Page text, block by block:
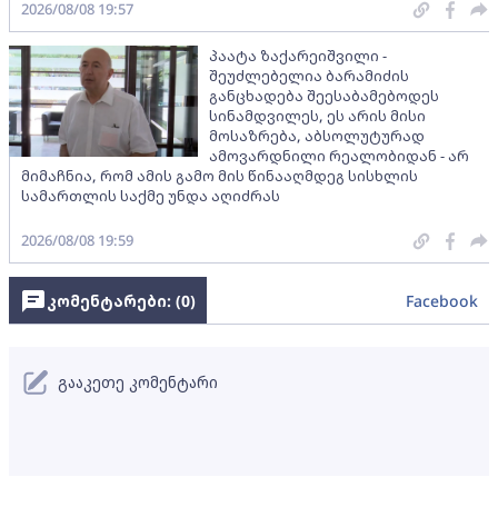
2026/08/08 19:57
პაატა ზაქარეიშვილი -
შეუძლებელია ბარამიძის
განცხადება შეესაბამებოდეს
სინამდვილეს, ეს არის მისი
მოსაზრება, აბსოლუტურად
ამოვარდნილი რეალობიდან - არ
მიმაჩნია, რომ ამის გამო მის წინააღმდეგ სისხლის
სამართლის საქმე უნდა აღიძრას
2026/08/08 19:59
კომენტარები: (0) Facebook
გააკეთე კომენტარი